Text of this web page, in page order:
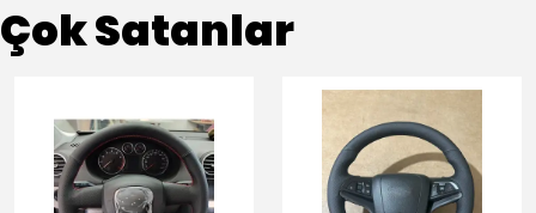
Çok Satanlar